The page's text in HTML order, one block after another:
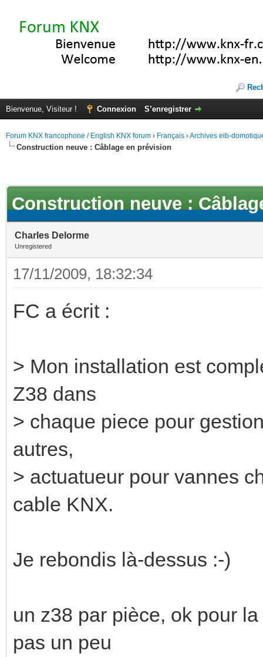
Bienvenue, Visiteur ! Connexion S’enregistrer
Forum KNX francophone / English KNX forum › Français ›Archives eib-
Construction neuve : Câblage en prévision
Construction neuve :
Charles Delorme
Unregistered
17/11/2009, 18:32:34
FC a écrit :
> Mon installation est
Z38 dans
> chaque piece pour
autres,
> actuatueur pour vannes
cable KNX.
Je rebondis là-dessus :-)
un z38 par pièce, ok pour
pas un peu